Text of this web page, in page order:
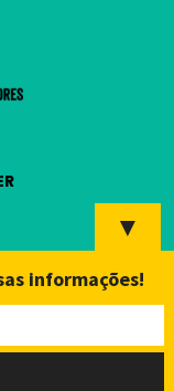
▼
informações!